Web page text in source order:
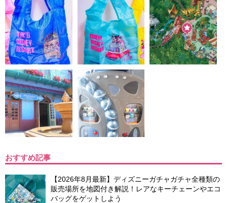
おすすめ記事
【2026年8月最新】ディズニーガチャガチャ全種類の
販売場所を地図付き解説！レアなキーチェーンやエコ
バッグをゲットしよう